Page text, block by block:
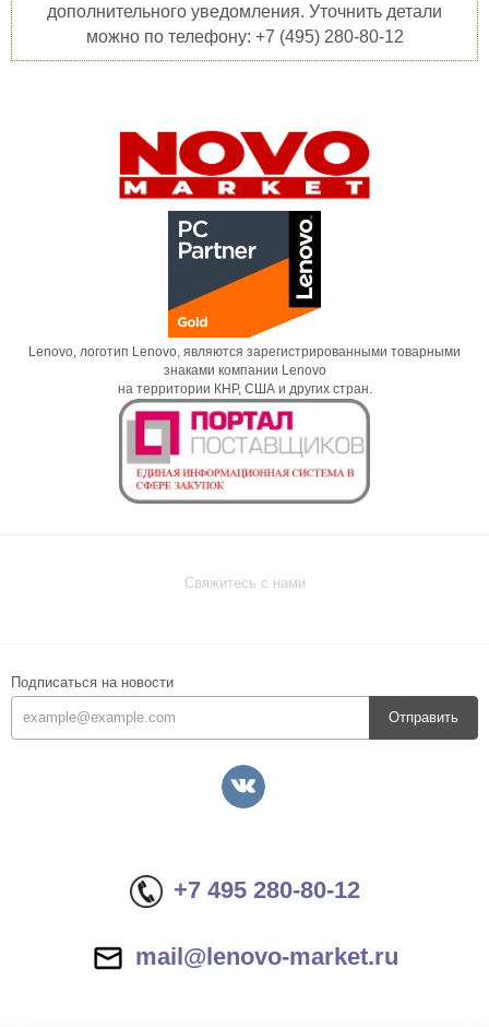
дополнительного уведомления. Уточнить детали
можно по телефону: +7 (495) 280-80-12
Lenovo, логотип Lenovo, являются зарегистрированными товарными
знаками компании Lenovo
на территории КНР, США и других стран.
Свяжитесь с нами
Подписаться на новости
Отправить
+7 495 280-80-12
mail@lenovo-market.ru